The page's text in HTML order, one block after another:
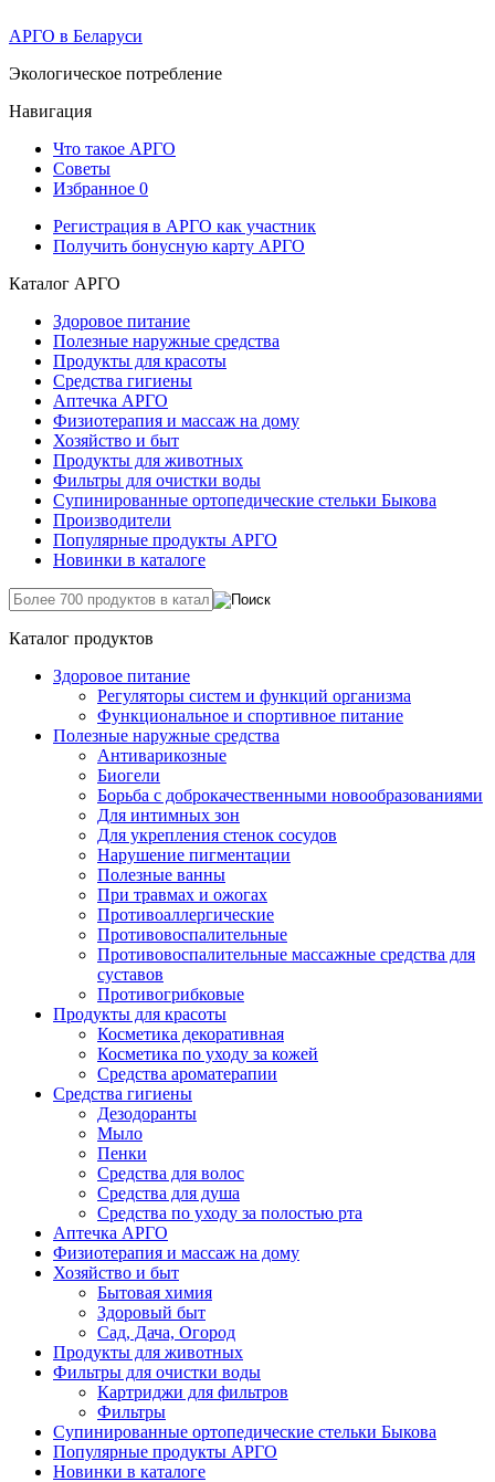
АРГО в Беларуси
Экологическое потребление
Навигация
Что такое АРГО
Советы
Избранное 0
Регистрация в АРГО как участник
Получить бонусную карту АРГО
Каталог АРГО
Здоровое питание
Полезные наружные средства
Продукты для красоты
Средства гигиены
Аптечка АРГО
Физиотерапия и массаж на дому
Хозяйство и быт
Продукты для животных
Фильтры для очистки воды
Супинированные ортопедические стельки Быкова
Производители
Популярные продукты АРГО
Новинки в каталоге
Каталог продуктов
Здоровое питание
Регуляторы систем и функций организма
Функциональное и спортивное питание
Полезные наружные средства
Антиварикозные
Биогели
Борьба с доброкачественными новообразованиями
Для интимных зон
Для укрепления стенок сосудов
Нарушение пигментации
Полезные ванны
При травмах и ожогах
Противоаллергические
Противовоспалительные
Противовоспалительные массажные средства для
суставов
Противогрибковые
Продукты для красоты
Косметика декоративная
Косметика по уходу за кожей
Средства ароматерапии
Средства гигиены
Дезодоранты
Мыло
Пенки
Средства для волос
Средства для душа
Средства по уходу за полостью рта
Аптечка АРГО
Физиотерапия и массаж на дому
Хозяйство и быт
Бытовая химия
Здоровый быт
Сад, Дача, Огород
Продукты для животных
Фильтры для очистки воды
Картриджи для фильтров
Фильтры
Супинированные ортопедические стельки Быкова
Популярные продукты АРГО
Новинки в каталоге